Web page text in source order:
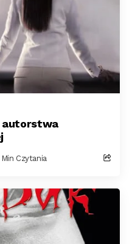
autorstwa
Min Czytania